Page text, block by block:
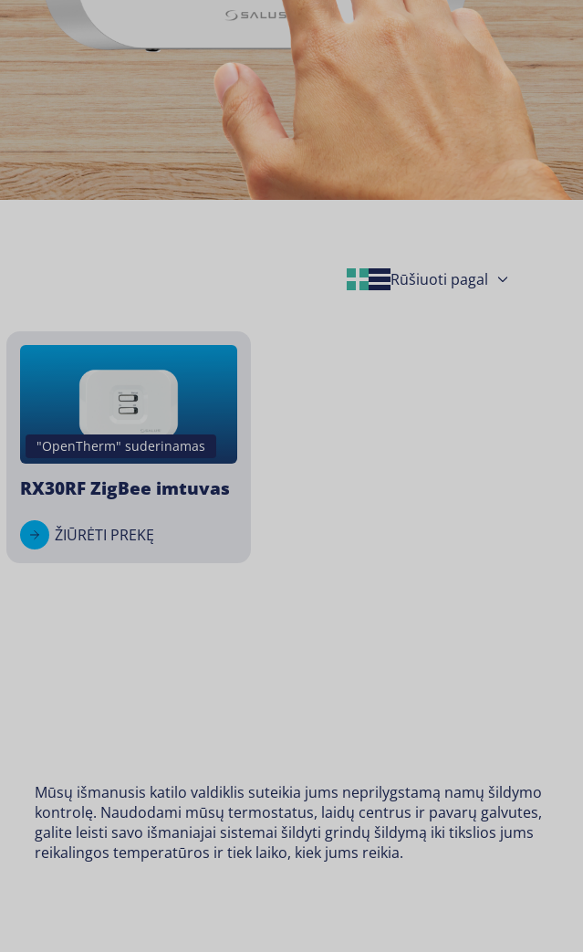
Grid Layout
List Layout
"OpenTherm" suderinamas
RX30RF ZigBee imtuvas
ŽIŪRĖTI PREKĘ
Mūsų išmanusis katilo valdiklis suteikia jums neprilygstamą namų šildymo
kontrolę. Naudodami mūsų termostatus, laidų centrus ir pavarų galvutes,
galite leisti savo išmaniajai sistemai šildyti grindų šildymą iki tikslios jums
reikalingos temperatūros ir tiek laiko, kiek jums reikia.